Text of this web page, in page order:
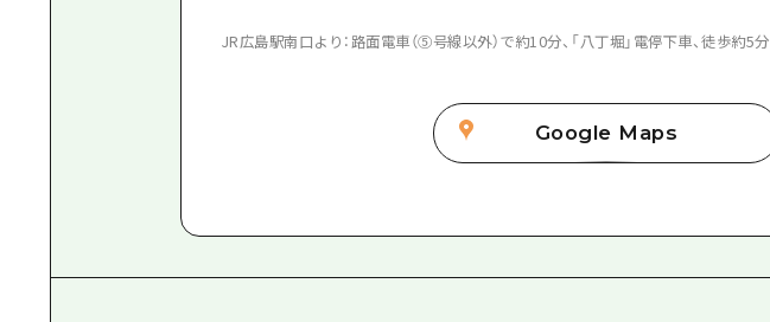
JR広島駅南口より：路面電車（⑤号線以外）で約10分、「八丁堀」電停下車、徒歩約5分
Google Maps